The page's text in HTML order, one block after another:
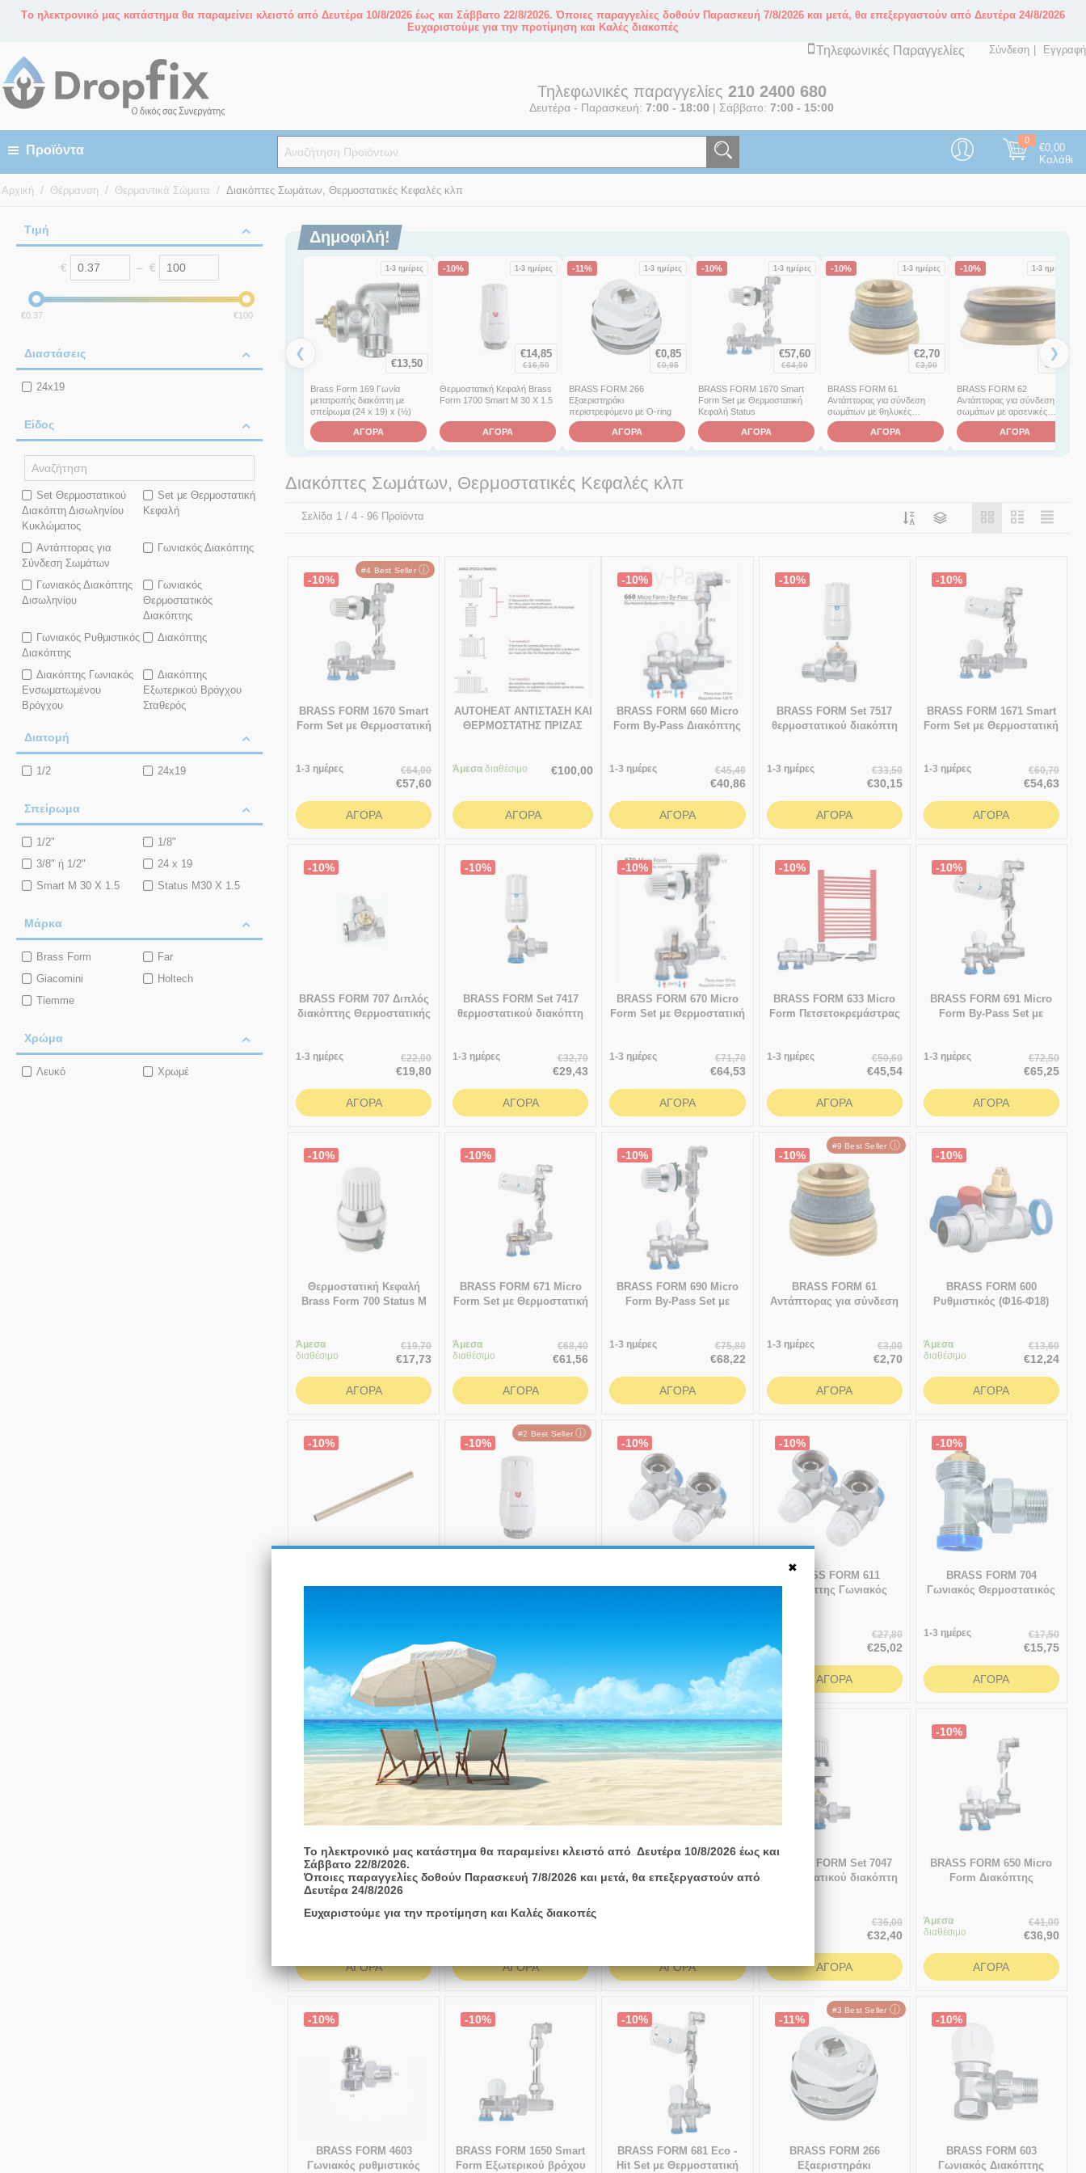
Tο ηλεκτρονικό μας κατάστημα θα παραμείνει κλειστό από Δευτέρα 10/8/2026 έως και Σάββατο 22/8/2026. Όποιες παραγγελίες δοθούν Παρασκευή 7/8/2026 και μετά, θα επεξεργαστούν από Δευτέρα 24/8/2026
Ευχαριστούμε για την προτίμηση και Καλές διακοπές
Σύνδεση
Εγγραφή
Τηλεφωνικές Παραγγελίες
Τηλεφωνικές παραγγελίες 210 2400 680
Δευτέρα - Παρασκευή:7:00 - 18:00 | Σάββατο:7:00 - 15:00
0
€0,00
Καλάθι
Αρχική / Θέρμανση / Θερμαντικά Σώματα / Διακόπτες Σωμάτων, Θερμοστατικές Κεφαλές κλπ
Τιμή
€ – €
‎€0.37 ‎€100
Διαστάσεις
24x19
Είδος
Set Θερμοστατικού
Διακόπτη Δισωληνίου
Κυκλώματος
Set με Θερμοστατική
Κεφαλή
Αντάπτορας για
Σύνδεση Σωμάτων
Γωνιακός Διακόπτης
Γωνιακός Διακόπτης
Δισωληνίου
Γωνιακός
Θερμοστατικός
Διακόπτης
Γωνιακός Ρυθμιστικός
Διακόπτης
Διακόπτης
Διακόπτης Γωνιακός
Ενσωματωμένου
Βρόγχου
Διακόπτης
Εξωτερικού Βρόγχου
Σταθερός
Εξωτερικού Βρόχου
Σπαστός
Εσωτερικού Βρόγχου
Εσωτερικού Βρόχου
Δισωληνίου
Ίσιος Θερμοστατικός
Ίσιος Θερμοστατικός
Ίσιος Ρυθμιστικός
Διακόπτης
Εξαεριστηράκι
Διατομή
1/2 24x19
Σπείρωμα
1/2"
1/8"
3/8" ή 1/2"
24 x 19
Smart M 30 X 1.5
Status M30 X 1.5
Μάρκα
Brass Form
Far
Giacomini
Holtech
Tiemme
Χρώμα
Λευκό Χρωμέ
Δημοφιλή!
❮
1-3 ημέρες
€13,50
Brass Form 169 Γωνία
μετατροπής διακόπτη με
σπείρωμα (24 x 19) x (½)
ΑΓΟΡΑ
-10% 1-3 ημέρες
€14,85
€16,50
Θερμοστατική Κεφαλή Brass
Form 1700 Smart M 30 X 1.5
ΑΓΟΡΑ
-11% 1-3 ημέρες
€0,85
€0,95
BRASS FORM 266
Εξαεριστηράκι
περιστρεφόμενο με O-ring
ΑΓΟΡΑ
-10% 1-3 ημέρες
€57,60
€64,00
BRASS FORM 1670 Smart
Form Set με Θερμοστατική
Κεφαλή Status
ΑΓΟΡΑ
-10% 1-3 ημέρες
€2,70
€3,00
BRASS FORM 61
Αντάπτορας για σύνδεση
σωμάτων με θηλυκές
αναμονές 1/2"
ΑΓΟΡΑ
-10% 1-3 ημέρες
0,99
€
BRASS FORM 62
Αντάπτορας για σύνδεση
σωμάτων με αρσενικές
αναμονές 3/4"
ΑΓΟΡΑ
❯
Διακόπτες Σωμάτων, Θερμοστατικές Κεφαλές κλπ
Σελίδα 1 / 4 - 96 Προϊόντα
-10%
#4 Best Seller ⓘ
BRASS FORM 1670 Smart
Form Set με Θερμοστατική
1-3 ημέρες €64,00
€57,60
ΑΓΟΡΆ
AUTOHEAT ΑΝΤΙΣΤΑΣΗ KAI
ΘΕΡΜΟΣΤΑΤΗΣ ΠΡΙΖΑΣ
Άμεσα διαθέσιμο €100,00
ΑΓΟΡΆ
-10%
BRASS FORM 660 Micro
Form By-Pass Διακόπτης
1-3 ημέρες €45,40
€40,86
ΑΓΟΡΆ
-10%
BRASS FORM Set 7517
θερμοστατικού διακόπτη
1700 κεφαλή
1-3 ημέρες €33,50
€30,15
ΑΓΟΡΆ
-10%
BRASS FORM 1671 Smart
Form Set με Θερμοστατική
1-3 ημέρες €60,70
€54,63
ΑΓΟΡΆ
-10%
BRASS FORM 707 Διπλός
διακόπτης Θερμοστατικής
Form 1/2"
1-3 ημέρες €22,00
€19,80
ΑΓΟΡΆ
-10%
BRASS FORM Set 7417
θερμοστατικού διακόπτη
1700 κεφαλή
1-3 ημέρες €32,70
€29,43
ΑΓΟΡΆ
-10%
BRASS FORM 670 Micro
Form Set με Θερμοστατική
1-3 ημέρες €71,70
€64,53
ΑΓΟΡΆ
-10%
BRASS FORM 633 Micro
Form Πετσετοκρεμάστρας
1-3 ημέρες €50,60
€45,54
ΑΓΟΡΆ
-10%
BRASS FORM 691 Micro
Form By-Pass Set με
1-3 ημέρες €72,50
€65,25
ΑΓΟΡΆ
-10%
Θερμοστατική Κεφαλή
Brass Form 700 Status M
Άμεσα
διαθέσιμο
€19,70
€17,73
ΑΓΟΡΆ
-10%
BRASS FORM 671 Micro
Form Set με Θερμοστατική
Άμεσα
διαθέσιμο
€68,40
€61,56
ΑΓΟΡΆ
-10%
BRASS FORM 690 Micro
Form By-Pass Set με
1-3 ημέρες €75,80
€68,22
ΑΓΟΡΆ
-10%
#9 Best Seller ⓘ
BRASS FORM 61
Αντάπτορας για σύνδεση
1-3 ημέρες €3,00
€2,70
ΑΓΟΡΆ
-10%
BRASS FORM 600
Ρυθμιστικός (Φ16-Φ18)
Άμεσα
διαθέσιμο
€13,60
€12,24
ΑΓΟΡΆ
-10%
Ορειχάλκινος Ø10 50cm
€3,82
ΑΓΟΡΆ
-10%
#2 Best Sellerⓘ
Brass Form 1700 Smart M
ΑΓΟΡΆ
-10%
Διακόπτης Γωνιακός
ΑΓΟΡΆ
-10%
BRASS FORM 611
Διακόπτης Γωνιακός
διαθέσιμο
€27,80
€25,02
ΑΓΟΡΆ
-10%
BRASS FORM 704
Γωνιακός Θερμοστατικός
1-3 ημέρες €17,50
€15,75
ΑΓΟΡΆ
-10%
BRASS FORM 621
Διακόπτης Γωνιακός
Ενσωματωμένου Βρόγχου
Τύπου HTA - FORM Ίσιος
Απλός
Άμεσα
28,40
ΑΓΟΡΆ
-10%
#8 Best Sellerⓘ
Αντάπτορας για σύνδεση
αναμονές 3/4"
1-3 ημέρες
ΑΓΟΡΆ
-10%
Θερμοστατικός διακόπτης
ΑΓΟΡΆ
-10%
BRASS FORM Set 7047
θερμοστατικού διακόπτη
fοrm 700 κεφαλή€36,00
€32,40
ΑΓΟΡΆ
-10%
BRASS FORM 650 Micro
Form Διακόπτης
Άμεσα
διαθέσιμο
€41,00
€36,90
ΑΓΟΡΆ
-10%
BRASS FORM 4603
Γωνιακός ρυθμιστικός
-10%
BRASS FORM 1650 Smart
Form Εξωτερικού βρόχου
-10%
BRASS FORM 681 Eco -
Hit Set με Θερμοστατική
-11%
#3 Best Seller ⓘ
BRASS FORM 266
Εξαεριστηράκι
-10%
BRASS FORM 603
Γωνιακός Διακόπτης
Το ηλεκτρονικό μας κατάστημα θα παραμείνει κλειστό από Δευτέρα 10/8/2026 έως και
Σάββατο 22/8/2026.
Όποιες παραγγελίες δοθούν Παρασκευή 7/8/2026 και μετά, θα επεξεργαστούν από
Δευτέρα 24/8/2026
Ευχαριστούμε για την προτίμηση και Καλές διακοπές